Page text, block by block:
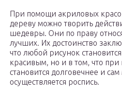
При помощи акриловых
дереву можно творить
шедевры. Они по праву
лучших. Их достоинство
что любой рисунок
красивым, но и в том, что
становится долговечнее и
осуществляется роспись.